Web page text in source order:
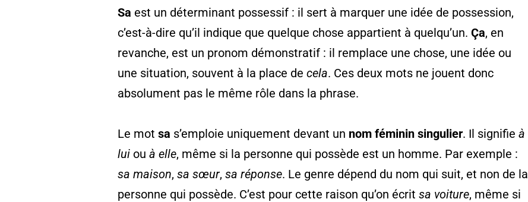
Sa est un déterminant possessif : il sert à marquer une idée de possession,
c’est-à-dire qu’il indique que quelque chose appartient à quelqu’un.Ça, en
revanche, est un pronom démonstratif : il remplace une chose, une idée ou
une situation, souvent à la place decela. Ces deux mots ne jouent donc
absolument pas le même rôle dans la phrase.
Le motsa s’emploie uniquement devant un nom féminin singulier. Il signifieà
lui ouà elle, même si la personne qui possède est un homme. Par exemple :
sa maison,sa sœur,sa réponse. Le genre dépend du nom qui suit, et non de la
personne qui possède. C’est pour cette raison qu’on écritsa voiture, même si